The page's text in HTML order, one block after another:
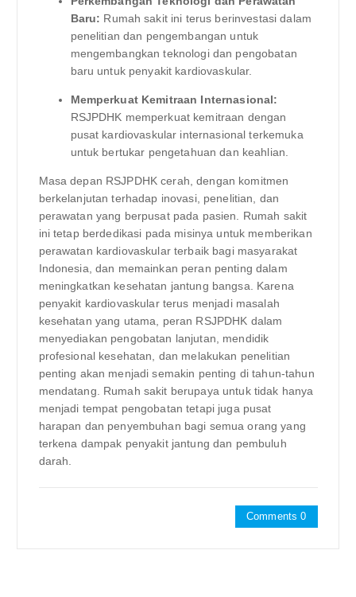
Baru: Rumah sakit ini terus berinvestasi dalam
penelitian dan pengembangan untuk
mengembangkan teknologi dan pengobatan
baru untuk penyakit kardiovaskular.
Memperkuat Kemitraan Internasional:
RSJPDHK memperkuat kemitraan dengan
pusat kardiovaskular internasional terkemuka
untuk bertukar pengetahuan dan keahlian.
Masa depan RSJPDHK cerah, dengan komitmen
berkelanjutan terhadap inovasi, penelitian, dan
perawatan yang berpusat pada pasien. Rumah sakit
ini tetap berdedikasi pada misinya untuk memberikan
perawatan kardiovaskular terbaik bagi masyarakat
Indonesia, dan memainkan peran penting dalam
meningkatkan kesehatan jantung bangsa. Karena
penyakit kardiovaskular terus menjadi masalah
kesehatan yang utama, peran RSJPDHK dalam
menyediakan pengobatan lanjutan, mendidik
profesional kesehatan, dan melakukan penelitian
penting akan menjadi semakin penting di tahun-tahun
mendatang. Rumah sakit berupaya untuk tidak hanya
menjadi tempat pengobatan tetapi juga pusat
harapan dan penyembuhan bagi semua orang yang
terkena dampak penyakit jantung dan pembuluh
darah.
Comments 0